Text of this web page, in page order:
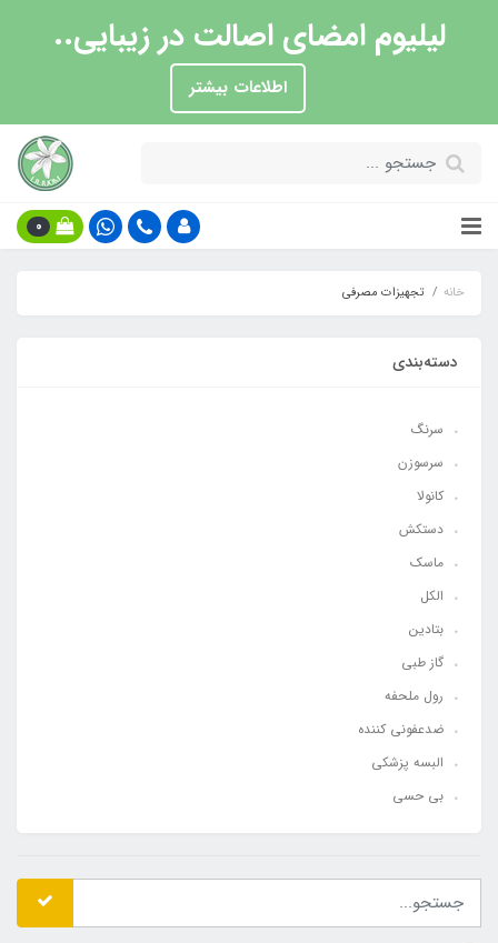
لیلیوم امضای اصالت در زیبایی..
اطلاعات بیشتر
0
خانه تجهیزات مصرفی
دسته‌بندی
سرنگ
سرسوزن
کانولا
دستکش
ماسک
الکل
بتادین
گاز طبی
رول ملحفه
ضدعفونی کننده
البسه پزشکی
بی حسی